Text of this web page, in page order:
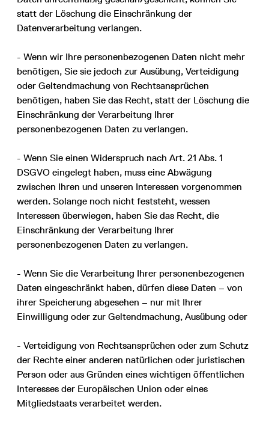
statt der Löschung die Einschränkung der
Datenverarbeitung verlangen.
- Wenn wir Ihre personenbezogenen Daten nicht mehr
benötigen, Sie sie jedoch zur Ausübung, Verteidigung
oder Geltendmachung von Rechtsansprüchen
benötigen, haben Sie das Recht, statt der Löschung die
Einschränkung der Verarbeitung Ihrer
personenbezogenen Daten zu verlangen.
- Wenn Sie einen Widerspruch nach Art. 21 Abs. 1
DSGVO eingelegt haben, muss eine Abwägung
zwischen Ihren und unseren Interessen vorgenommen
werden. Solange noch nicht feststeht, wessen
Interessen überwiegen, haben Sie das Recht, die
Einschränkung der Verarbeitung Ihrer
personenbezogenen Daten zu verlangen.
- Wenn Sie die Verarbeitung Ihrer personenbezogenen
Daten eingeschränkt haben, dürfen diese Daten – von
ihrer Speicherung abgesehen – nur mit Ihrer
Einwilligung oder zur Geltendmachung, Ausübung oder
- Verteidigung von Rechtsansprüchen oder zum Schutz
der Rechte einer anderen natürlichen oder juristischen
Person oder aus Gründen eines wichtigen öffentlichen
Interesses der Europäischen Union oder eines
Mitgliedstaats verarbeitet werden.